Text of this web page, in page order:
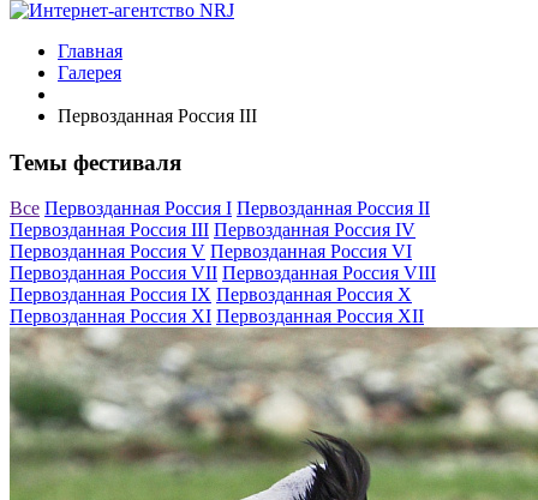
Главная
Галерея
Первозданная Россия III
Темы фестиваля
Все Первозданная Россия I Первозданная Россия II
Первозданная Россия III Первозданная Россия IV
Первозданная Россия V Первозданная Россия VI
Первозданная Россия VII Первозданная Россия VIII
Первозданная Россия IX Первозданная Россия X
Первозданная Россия XI Первозданная Россия XII